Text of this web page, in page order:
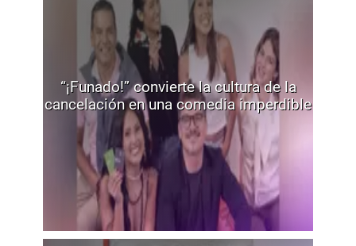
“¡Funado!” convierte la cultura de la
cancelación en una comedia imperdible